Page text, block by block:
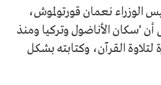
الوزراء نعمان قورتولموش،
أن 'سكان الأناضول وتركيا ومنذ
القرآن، وكتابته بشكل